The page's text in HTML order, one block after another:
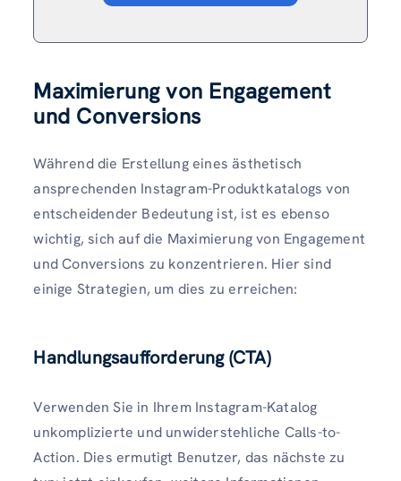
Maximierung von Engagement
und Conversions
Während die Erstellung eines ästhetisch
ansprechenden Instagram-Produktkatalogs von
entscheidender Bedeutung ist, ist es ebenso
wichtig, sich auf die Maximierung von Engagement
und Conversions zu konzentrieren. Hier sind
einige Strategien, um dies zu erreichen:
Handlungsaufforderung (CTA)
Verwenden Sie in Ihrem Instagram-Katalog
unkomplizierte und unwiderstehliche Calls-to-
Action. Dies ermutigt Benutzer, das nächste zu